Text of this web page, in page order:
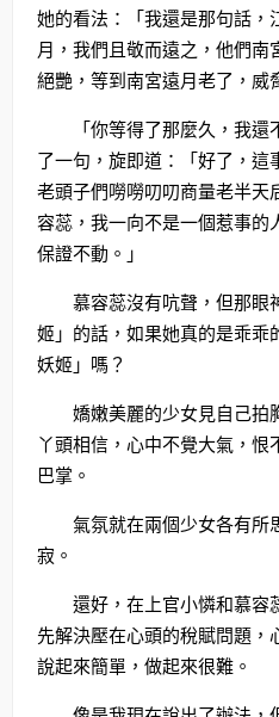
她的看法：「我還是那句話，
月，我們且敬而遠之，他們
絕艷，等到南宮遠月老了，威
「你等得了那麼久，我
了一句，旋即道：「好了，這
老頭子們嘮嘮叨叨商量老半天
容蕊，我一向不是一個惹事的
保證不動。」
慕容蕊沒有吭聲，但那眼
姬」的話，如果她真的是乖乖
妖姬」嗎？
嬌嫩美麗的少女見自己拍
丫頭相信，心中不覺大氣，
巴掌。
氣氛就在兩個少女各有所
寂。
還好，在上官小憐和慕容
先解決壓在心頭的稅賦問題
說起來簡單，做起來很難。